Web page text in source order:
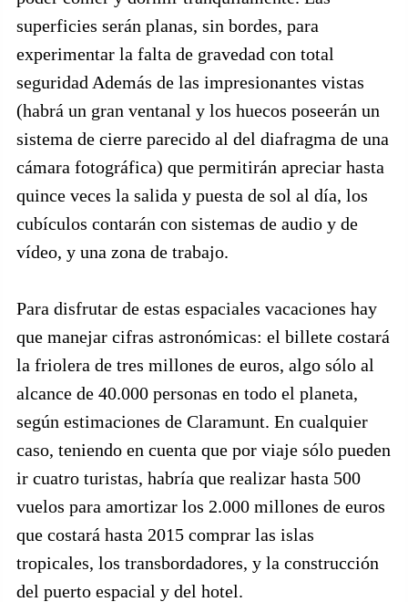
superficies serán planas, sin bordes, para
experimentar la falta de gravedad con total
seguridad Además de las impresionantes vistas
(habrá un gran ventanal y los huecos poseerán un
sistema de cierre parecido al del diafragma de una
cámara fotográfica) que permitirán apreciar hasta
quince veces la salida y puesta de sol al día, los
cubículos contarán con sistemas de audio y de
vídeo, y una zona de trabajo.
Para disfrutar de estas espaciales vacaciones hay
que manejar cifras astronómicas: el billete costará
la friolera de tres millones de euros, algo sólo al
alcance de 40.000 personas en todo el planeta,
según estimaciones de Claramunt. En cualquier
caso, teniendo en cuenta que por viaje sólo pueden
ir cuatro turistas, habría que realizar hasta 500
vuelos para amortizar los 2.000 millones de euros
que costará hasta 2015 comprar las islas
tropicales, los transbordadores, y la construcción
del puerto espacial y del hotel.